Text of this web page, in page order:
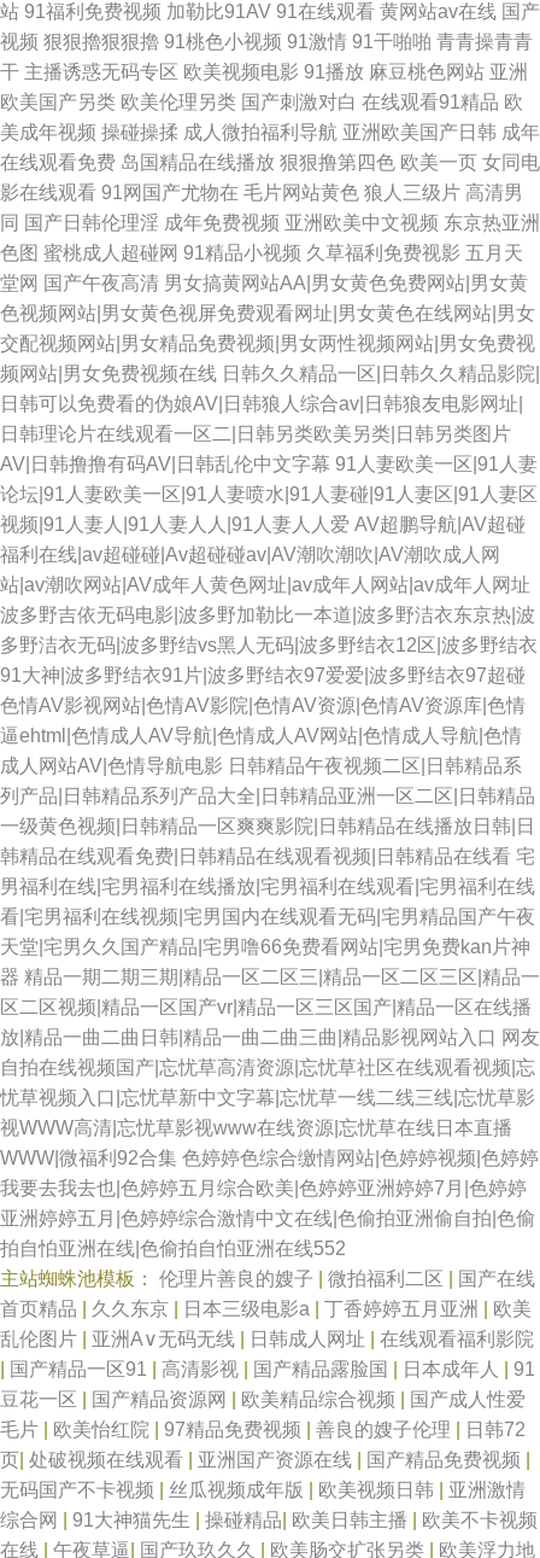
站 91福利免费视频 加勒比91AV 91在线观看 黄网站av在线 国产
视频 狠狠擼狠狠擼 91桃色小视频 91激情 91干啪啪 青青操青青
干 主播诱惑无码专区 欧美视频电影 91播放 麻豆桃色网站 亚洲
欧美国产另类 欧美伦理另类 国产刺激对白 在线观看91精品 欧
美成年视频 操碰操揉 成人微拍福利导航 亚洲欧美国产日韩 成年
在线观看免费 岛国精品在线播放 狠狠撸第四色 欧美一页 女同电
影在线观看 91网国产尤物在 毛片网站黄色 狼人三级片 高清男
同 国产日韩伦理淫 成年免费视频 亚洲欧美中文视频 东京热亚洲
色图 蜜桃成人超碰网 91精品小视频 久草福利免费视影 五月天
堂网 国产午夜高清 男女搞黄网站AA|男女黄色免费网站|男女黄
色视频网站|男女黄色视屏免费观看网址|男女黄色在线网站|男女
交配视频网站|男女精品免费视频|男女两性视频网站|男女免费视
频网站|男女免费视频在线 日韩久久精品一区|日韩久久精品影院|
日韩可以免费看的伪娘AV|日韩狼人综合av|日韩狼友电影网址|
日韩理论片在线观看一区二|日韩另类欧美另类|日韩另类图片
AV|日韩撸撸有码AV|日韩乱伦中文字幕 91人妻欧美一区|91人妻
论坛|91人妻欧美一区|91人妻喷水|91人妻碰|91人妻区|91人妻区
视频|91人妻人|91人妻人人|91人妻人人爱 AV超鹏导航|AV超碰
福利在线|av超碰碰|Av超碰碰av|AV潮吹潮吹|AV潮吹成人网
站|av潮吹网站|AV成年人黄色网址|av成年人网站|av成年人网址
波多野吉依无码电影|波多野加勒比一本道|波多野洁衣东京热|波
多野洁衣无码|波多野结vs黑人无码|波多野结衣12区|波多野结衣
91大神|波多野结衣91片|波多野结衣97爱爱|波多野结衣97超碰
色情AV影视网站|色情AV影院|色情AV资源|色情AV资源库|色情
逼ehtml|色情成人AV导航|色情成人AV网站|色情成人导航|色情
成人网站AV|色情导航电影 日韩精品午夜视频二区|日韩精品系
列产品|日韩精品系列产品大全|日韩精品亚洲一区二区|日韩精品
一级黄色视频|日韩精品一区爽爽影院|日韩精品在线播放日韩|日
韩精品在线观看免费|日韩精品在线观看视频|日韩精品在线看 宅
男福利在线|宅男福利在线播放|宅男福利在线观看|宅男福利在线
看|宅男福利在线视频|宅男国内在线观看无码|宅男精品国产午夜
天堂|宅男久久国产精品|宅男噜66免费看网站|宅男免费kan片神
器 精品一期二期三期|精品一区二区三|精品一区二区三区|精品一
区二区视频|精品一区国产vr|精品一区三区国产|精品一区在线播
放|精品一曲二曲日韩|精品一曲二曲三曲|精品影视网站入口 网友
自拍在线视频国产|忘忧草高清资源|忘忧草社区在线观看视频|忘
忧草视频入口|忘忧草新中文字幕|忘忧草一线二线三线|忘忧草影
视WWW高清|忘忧草影视www在线资源|忘忧草在线日本直播
WWW|微福利92合集 色婷婷色综合缴情网站|色婷婷视频|色婷婷
我要去我去也|色婷婷五月综合欧美|色婷婷亚洲婷婷7月|色婷婷
亚洲婷婷五月|色婷婷综合激情中文在线|色偷拍亚洲偷自拍|色偷
拍自怕亚洲在线|色偷拍自怕亚洲在线552
主站蜘蛛池模板： 伦理片善良的嫂子 微拍福利二区
国产在线
首页精品
久久东京 日本三级电影a 丁香婷婷五月亚洲
欧美
乱伦图片
亚洲A∨无码无线 日韩成人网址
在线观看福利影院
国产精品一区91 高清影视 国产精品露脸国 日本成年人
91
豆花一区
国产精品资源网 欧美精品综合视频
国产成人性爱
毛片
欧美怡红院 97精品免费视频 善良的嫂子伦理
日韩72
页 处破视频在线观看 亚洲国产资源在线 国产精品免费视频
无码国产不卡视频
丝瓜视频成年版 欧美视频日韩
亚洲激情
综合网
91大神猫先生 操碰精品 欧美日韩主播
欧美不卡视频
在线
午夜草逼 国产玖玖久久 欧美肠交扩张另类 欧美浮力地